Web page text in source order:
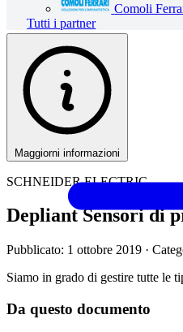
Comoli
Tutti i partner
Maggiorni informazioni
SCHNEIDER ELECTRIC
Depliant Sensori di
Pubblicato: 1 ottobre 2019 ·
Siamo in grado di gestire tutte le
Da questo documento